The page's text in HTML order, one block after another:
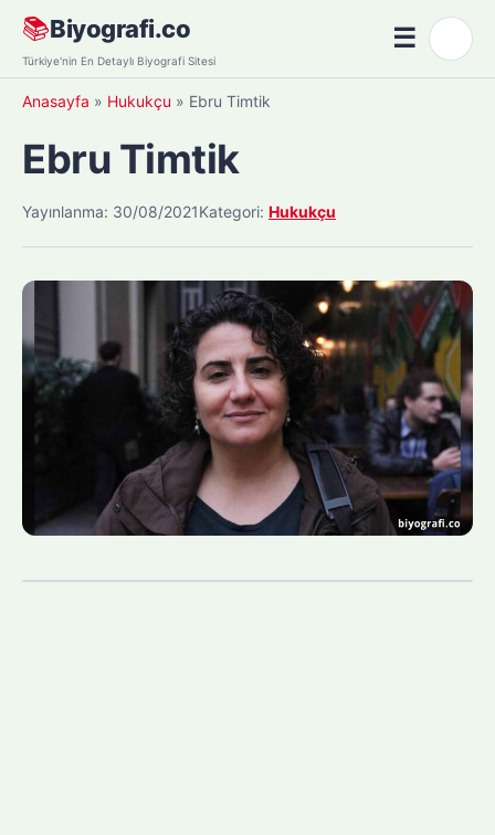
Skip
content
📚Biyografi.co
Türkiye'nin En Detaylı Biyografi Sitesi
☰Menü
Anasayfa » Hukukçu » Ebru Timtik
Ebru Timtik
Yayınlanma: 30/08/2021Kategori: Hukukçu